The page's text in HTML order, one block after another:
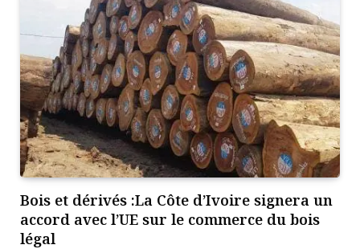
Bois et dérivés :La Côte d’Ivoire signera un
accord avec l’UE sur le commerce du bois
légal